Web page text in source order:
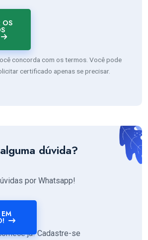
OS
concorda com os termos. Você pode
certificado apenas se precisar.
dúvida?
por Whatsapp!
já! Cadastre-se